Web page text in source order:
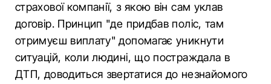
страхової компанії, з якою він сам уклав
договір. Принцип "де придбав поліс, там
отримуєш виплату" допомагає уникнути
ситуацій, коли людині, що постраждала в
ДТП, доводиться звертатися до незнайомого